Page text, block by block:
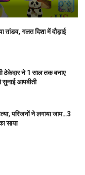
तांडव, गलत दिशा में दौड़ाई
ठेकेदार ने 1 साल तक बनाए
सुनाई आपबीती
परिजनों ने लगाया जाम…3
साया